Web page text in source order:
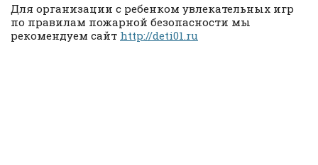
Для организации с ребенком увлекательных игр
по правилам пожарной безопасности мы
рекомендуем сайт http://deti01.ru